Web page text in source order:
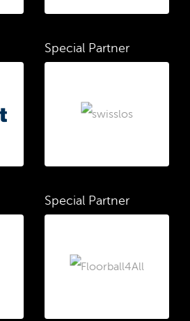
Special Partner
Special Partner